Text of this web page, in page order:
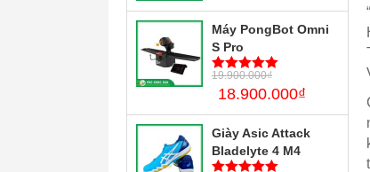
Máy PongBot Omni
S Pro
5trên 5
19.900.000₫
18.900.000₫
Giày Asic Attack
Bladelyte 4 M4